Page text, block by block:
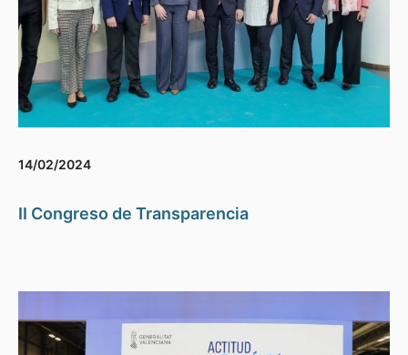
14/02/2024
II Congreso de Transparencia